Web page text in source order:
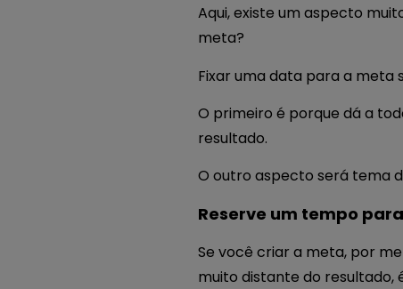
Aqui, existe um aspecto
meta?
Fixar uma data para a
O primeiro é porque dá a
resultado.
O outro aspecto será tema
Reserve um tempo
Se você criar a meta, por
muito distante do resultado,